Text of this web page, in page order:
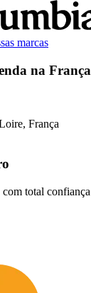
marcas
na França
França
total confiança